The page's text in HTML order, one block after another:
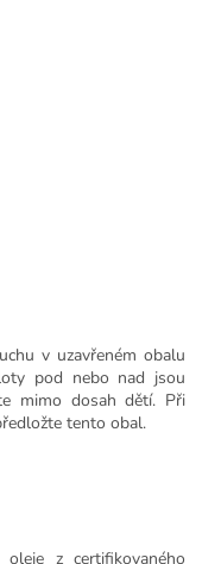
v uzavřeném obalu
pod nebo nad jsou
mimo dosah dětí. Při
tento obal.
z certifikovaného